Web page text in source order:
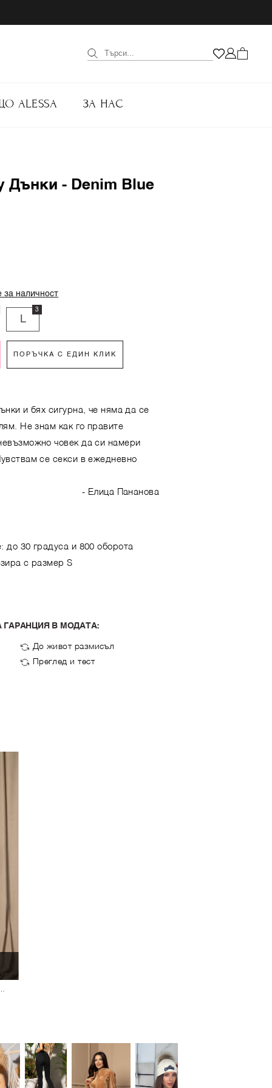
ALESSA ЗА НАС
Дънки - Denim Blue
за наличност
L
3
ПОРЪЧКА С ЕДИН КЛИК
и бях сигурна, че няма да се
Не знам как го правите
човек да си намери
се секси в ежедневно
- Елица Пананова
до 30 градуса и 800 оборота
с размер S
ГАРАНЦИЯ В МОДАТА:
До живот размисъл
Преглед и тест